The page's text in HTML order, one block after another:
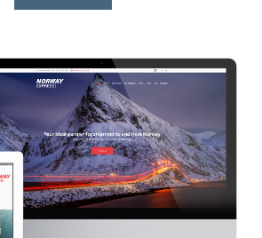
op som en såkaldt "OnePager",
kun er side. Menuen i toppen
op og ned på siden. Denne
velegnet til små sider, der ikke